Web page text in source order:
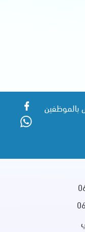
بالموظفين